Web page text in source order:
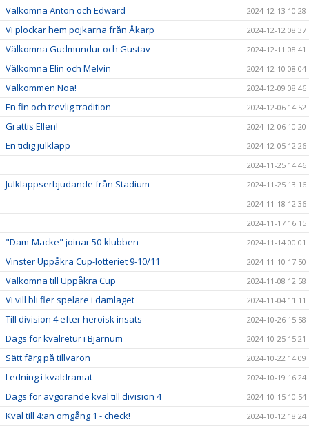
Välkomna Anton och Edward 2024-12-13 10:28
Vi plockar hem pojkarna från Åkarp 2024-12-12 08:37
Välkomna Gudmundur och Gustav 2024-12-11 08:41
Välkomna Elin och Melvin 2024-12-10 08:04
Välkommen Noa! 2024-12-09 08:46
En fin och trevlig tradition 2024-12-06 14:52
Grattis Ellen! 2024-12-06 10:20
En tidig julklapp
2024-12-05 12:26
2024-11-25 14:46
Julklappserbjudande från Stadium
2024-11-25 13:16
2024-11-18 12:36
2024-11-17 16:15
"Dam-Macke" joinar 50-klubben 2024-11-14 00:01
Vinster Uppåkra Cup-lotteriet 9-10/11 2024-11-10 17:50
Välkomna till Uppåkra Cup 2024-11-08 12:58
Vi vill bli fler spelare i damlaget 2024-11-04 11:11
Till division 4 efter heroisk insats 2024-10-26 15:58
Dags för kvalretur i Bjärnum 2024-10-25 15:21
Sätt färg på tillvaron 2024-10-22 14:09
Ledning i kvaldramat 2024-10-19 16:24
Dags för avgörande kval till division 4 2024-10-15 10:54
Kval till 4:an omgång 1 - check! 2024-10-12 18:24